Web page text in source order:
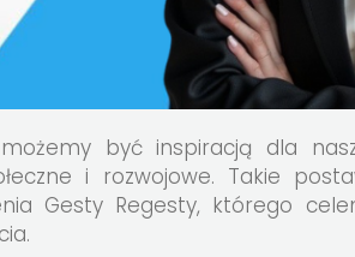
być inspiracją dla
i rozwojowe. Takie
Gesty Regesty, którego